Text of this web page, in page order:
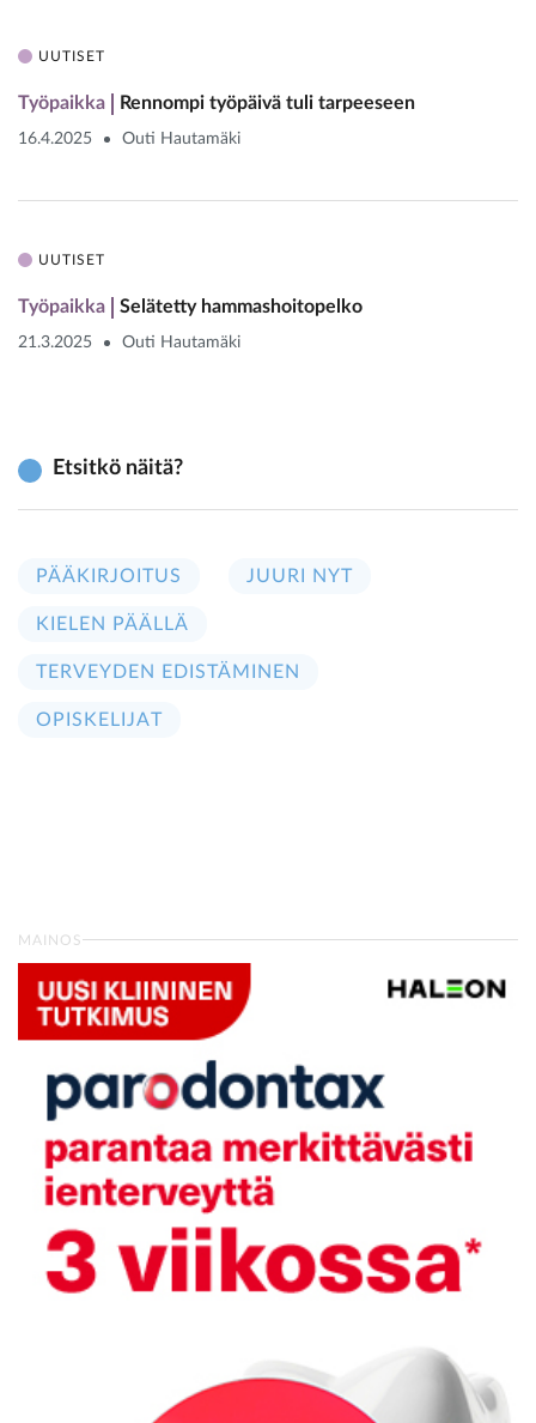
UUTISET
Työpaikka Rennompi työpäivä tuli tarpeeseen
16.4.2025 Outi Hautamäki
UUTISET
Työpaikka Selätetty hammashoitopelko
21.3.2025 Outi Hautamäki
Etsitkö näitä?
PÄÄKIRJOITUS JUURI NYT
KIELEN PÄÄLLÄ
TERVEYDEN EDISTÄMINEN
OPISKELIJAT
MAINOS